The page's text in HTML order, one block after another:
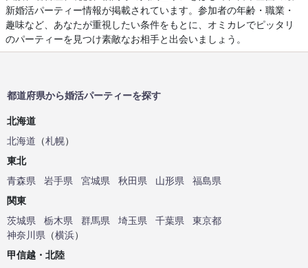
新婚活パーティー情報が掲載されています。参加者の年齢・職業・
趣味など、あなたが重視したい条件をもとに、オミカレでピッタリ
のパーティーを見つけ素敵なお相手と出会いましょう。
都道府県から婚活パーティーを探す
北海道
北海道 （札幌）
東北
青森県
岩手県 宮城県 秋田県 山形県
福島県
関東
茨城県
栃木県 群馬県 埼玉県 千葉県
東京都
神奈川県 （横浜）
甲信越・北陸